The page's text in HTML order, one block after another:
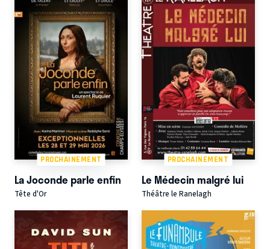
PROCHAINEMENT
La Joconde parle enfin
Tête d'Or
PROCHAINEMENT
Le Médecin malgré lui
Théâtre le Ranelagh